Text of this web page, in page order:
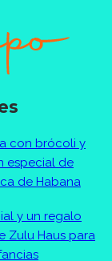
con brócoli y
especial de
de Habana
y un regalo
Zulu Haus para